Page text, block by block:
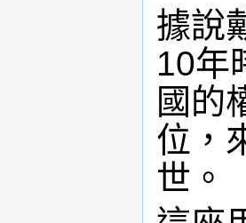
據說
10年
國的
位，
世。